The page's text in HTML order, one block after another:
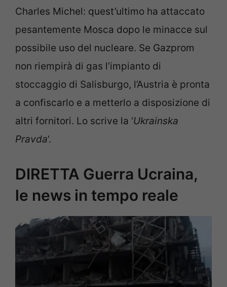
Charles Michel: quest’ultimo ha attaccato
pesantemente Mosca dopo le minacce sul
possibile uso del nucleare. Se Gazprom
non riempirà di gas l’impianto di
stoccaggio di Salisburgo, l’Austria è pronta
a confiscarlo e a metterlo a disposizione di
altri fornitori. Lo scrive la ‘Ukrainska
Pravda‘.
DIRETTA Guerra Ucraina,
le news in tempo reale